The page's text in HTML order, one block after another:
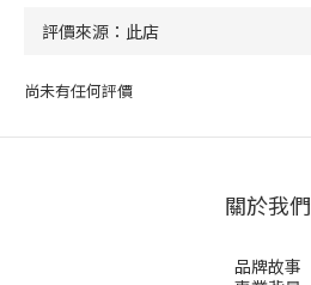
尚未有任何評價
關於我們
品牌故事